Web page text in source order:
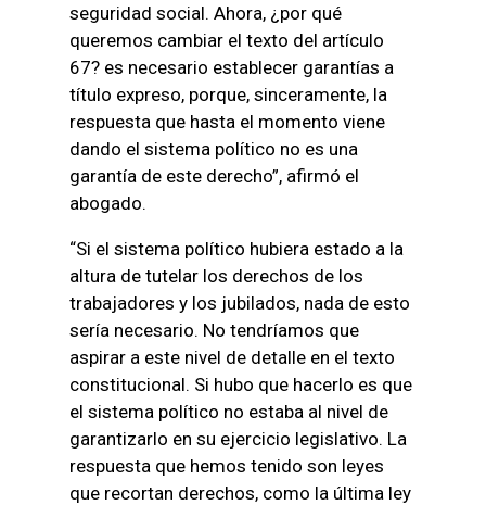
seguridad social. Ahora, ¿por qué
queremos cambiar el texto del artículo
67? es necesario establecer garantías a
título expreso, porque, sinceramente, la
respuesta que hasta el momento viene
dando el sistema político no es una
garantía de este derecho”, afirmó el
abogado.
“Si el sistema político hubiera estado a la
altura de tutelar los derechos de los
trabajadores y los jubilados, nada de esto
sería necesario. No tendríamos que
aspirar a este nivel de detalle en el texto
constitucional. Si hubo que hacerlo es que
el sistema político no estaba al nivel de
garantizarlo en su ejercicio legislativo. La
respuesta que hemos tenido son leyes
que recortan derechos, como la última ley